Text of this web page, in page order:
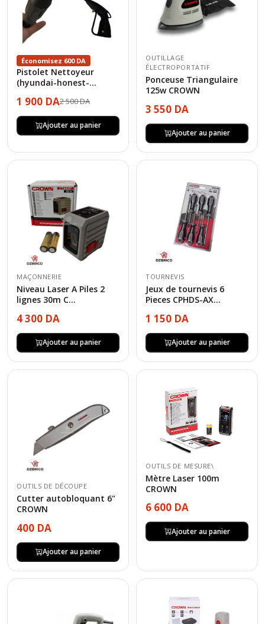
Économisez 600 DA
Pistolet Nettoyeur
(hyundai-honest-...
1 900 DA2 500 DA
Ajouter au panier
OUTILLAGE
ÉLECTROPORTATIF
Ponceuse Triangulaire
125w CROWN
3 550 DA
Ajouter au panier
MAÇONNERIE
Niveau Laser A Piles 2
lignes 30m C...
4 300 DA
Ajouter au panier
TOURNEVIS
Jeux de tournevis 6
Pieces CPHDS-AX...
1 150 DA
Ajouter au panier
OUTILS DE DÉCOUPE
Cutter autobloquant 6"
CROWN
400 DA
Ajouter au panier
OUTILS DE MESURE\
Mètre Laser 100m
CROWN
6 600 DA
Ajouter au panier